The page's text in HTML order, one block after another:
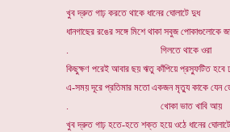
খুব দ্রুত গাঢ় করতে থাকে ধানের ঘোলাটে দুধ
ধানগাছের রঙের সঙ্গে মিশে থাকা সবুজ পোকাগুলোকে
. গিলতে থাকে ওরা
কিছুক্ষণ পরেই আবার ছয় ঋতু কাঁপিয়ে প্রস্ফুটিত হবে
এ-সময় দূরে প্রতিমার মতো একজন মৃত্যু কাকে যেন
. খোকা ভাত খাবি আয়
খুব দ্রুত গাঢ় হতে-হতে শক্ত হয়ে ওঠে ধানের